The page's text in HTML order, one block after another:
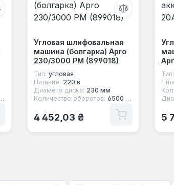
Угловая шлифовальная
машина (болгарка) Apro
230/3000 РМ (899018)
Тип: угловая
Питание: 220 в
Диаметр диска: 230 мм
Количество оборотов: 6500 об/мин
Обычная цена:
4 452,03 ₴
Тип:
5